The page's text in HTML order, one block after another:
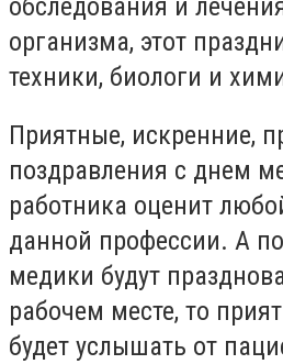
организма, этот
техники, биологи и
Приятные, искренние,
поздравления с днем
работника оценит
данной профессии. А
медики будут
рабочем месте, то
будет услышать от